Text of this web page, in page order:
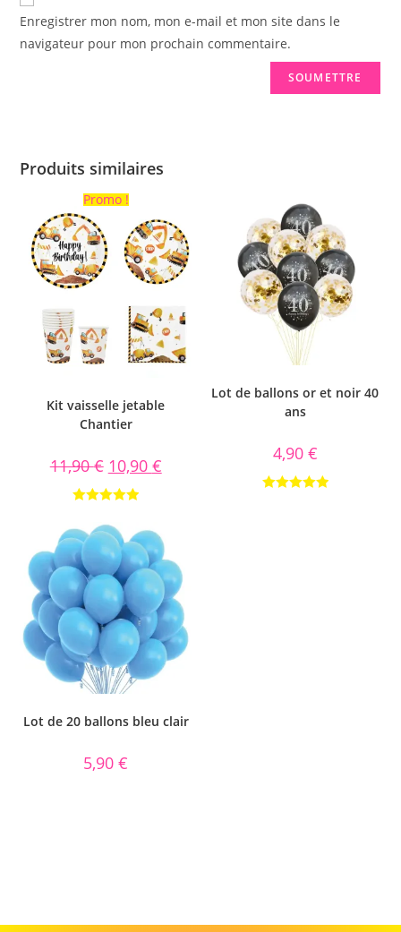
Enregistrer mon nom, mon e-mail et mon site dans le
navigateur pour mon prochain commentaire.
Produits similaires
Promo !
Kit vaisselle jetable
Chantier
11,90€ 10,90 €
sur 5
Lot de ballons or et noir 40
ans
4,90 €
Lot de 20 ballons bleu clair
5,90€